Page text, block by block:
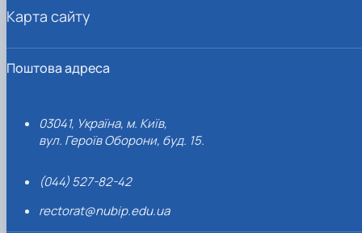
Поштова адреса
03041, Україна, м. Київ,
вул. Героїв Оборони, буд. 15.
(044) 527-82-42
rectorat@nubip.edu.ua
Карта сайту